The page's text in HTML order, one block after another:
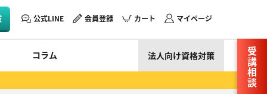
公式LINE 会員登録 カート マイページ
コラム 法人向け資格対策 受講相談